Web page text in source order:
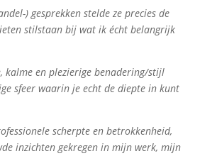
) gesprekken stelde ze precies de
stilstaan bij wat ik écht belangrijk
kalme en plezierige benadering/stijl
sfeer waarin je echt de diepte in kunt
scherpte en betrokkenheid,
inzichten gekregen in mijn werk, mijn